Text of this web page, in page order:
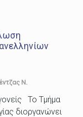
Ν.
Το Τμήμα
διοργανώνει